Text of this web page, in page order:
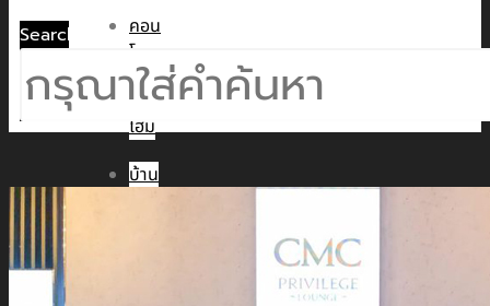
คอน
โด
ทาวน์
โฮม
บ้าน
Search